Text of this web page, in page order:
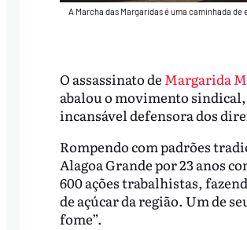
A Marcha das Margaridas é uma caminhada
O assassinato de Margarida
abalou o movimento
incansável defensora dos
Rompendo com padrões
Alagoa Grande por 23 anos
600 ações trabalhistas,
de açúcar da região. Um de
fome”.